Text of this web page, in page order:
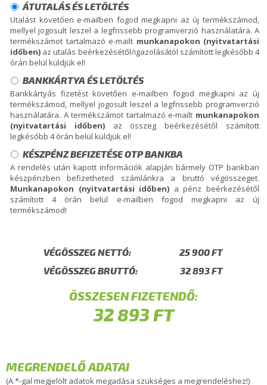
ÁTUTALÁS ÉS LETÖLTÉS
Utalást követően e-mailben fogod megkapni az új termékszámod,
mellyel jogosult leszel a legfrissebb programverzió használatára. A
termékszámot tartalmazó e-mailt munkanapokon (nyitvatartási
időben) az utalás beérkezésétől/igazolásától számított legkésőbb 4
órán belül küldjük el!
BANKKÁRTYA ÉS LETÖLTÉS
Bankkártyás fizetést követően e-mailben fogod megkapni az új
termékszámod, mellyel jogosult leszel a legfrissebb programverzió
használatára. A termékszámot tartalmazó e-mailt munkanapokon
(nyitvatartási időben)az összeg beérkezésétől számított
legkésőbb 4 órán belül küldjük el!
KÉSZPÉNZ BEFIZETÉSE OTP BANKBA
A rendelés után kapott információk alapján bármely OTP bankban
készpénzben befizetheted számlánkra a bruttó végösszeget.
Munkanapokon (nyitvatartási időben) a pénz beérkezésétől
számított 4 órán belül e-mailben fogod megkapni az új
termékszámod!
VÉGÖSSZEG NETTÓ:
VÉGÖSSZEG BRUTTÓ:
ÖSSZESEN FIZETENDŐ:
MEGRENDELŐ ADATAI
(A *-gal megjelölt adatok megadása szükséges a megrendeléshez!)